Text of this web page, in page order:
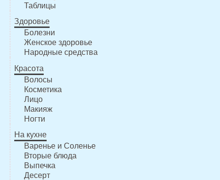
Таблицы
Здоровье
Болезни
Женское здоровье
Народные средства
Красота
Волосы
Косметика
Лицо
Макияж
Ногти
На кухне
Варенье и Соленье
Вторые блюда
Выпечка
Десерт